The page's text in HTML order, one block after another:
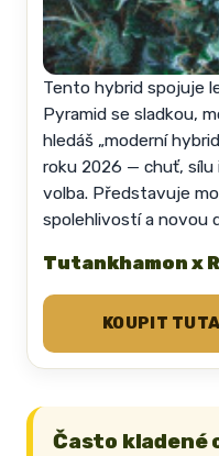
Tento hybrid spojuje
Pyramid se sladkou,
hledáš „moderní
roku 2026 — chuť,
volba. Představuje
spolehlivostí a novou
Tutankhamon x
KOUPIT
Často kladené